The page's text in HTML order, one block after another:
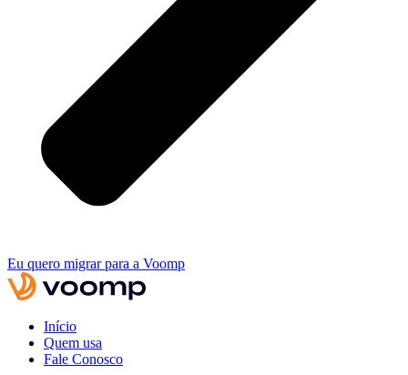
Eu quero migrar para a Voomp
Início
Quem usa
Fale Conosco